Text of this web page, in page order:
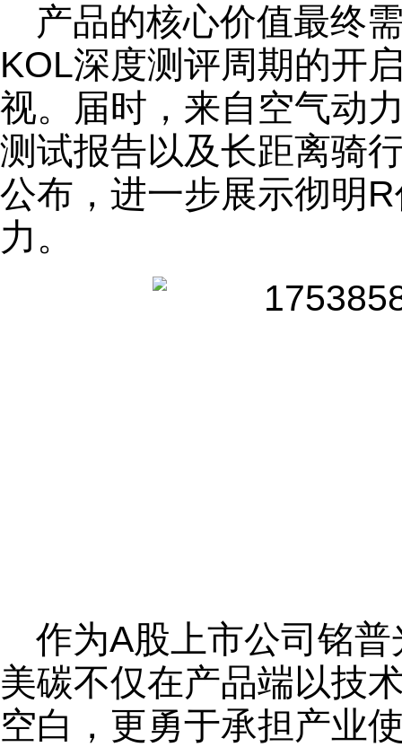
产品的核心价值最终
KOL深度测评周期的开
视。届时，来自空气动
测试报告以及长距离骑
公布，进一步展示彻明
力。
作为A股上市公司铭
美碳不仅在产品端以技
空白，更勇于承担产业